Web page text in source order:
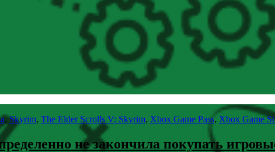
,Skyrim, The Elder Scrolls V: Skyrim, Xbox Game Pass, Xbox Game
не закончила покупать